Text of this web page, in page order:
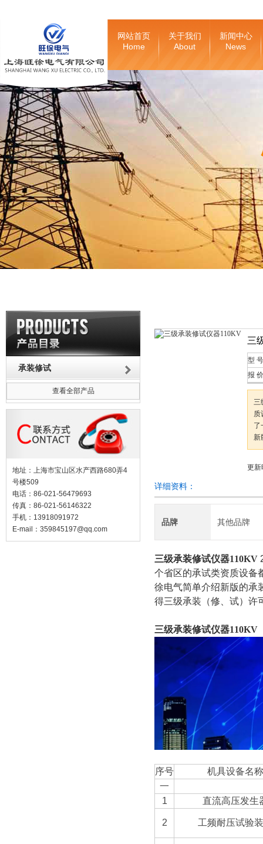
网站首页
Home
关于我们
About
新闻中心
News
承装修试
查看全部产品
地址：上海市宝山区水产西路680弄4
号楼509
电话：86-021-56479693
传真：86-021-56146322
手机：13918091972
E-mail： 359845197@qq.com
三
型
报
三
质
了
新
更新
详细资料：
品牌 其他品牌
三级承装修试仪器110KV
个省区的承试类资质设备
徐电气简单介绍新版的承
得三级承装（修、试）许
三级承装修试仪器110KV
序号
机具设备名称
一
1
直流高压发生
2 工频耐压试验